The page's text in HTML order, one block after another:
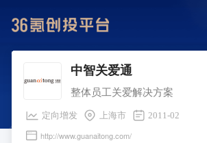
中智关爱通
整体员工关爱解决方案
定向增发 上海市 2011-02
http://www.guanaitong.com/